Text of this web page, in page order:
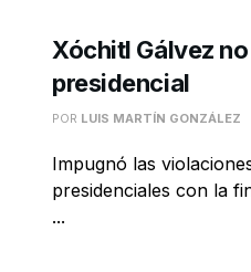
Xóchitl Gálvez
presidencial
POR LUIS MARTÍN GONZÁLEZ
Impugnó las
presidenciales con la
...